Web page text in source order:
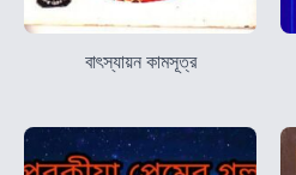
বাৎস্যায়ন কামসূত্র